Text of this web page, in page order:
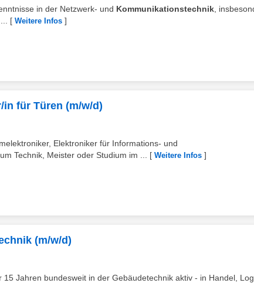
in der Netzwerk- und Kommunikationstechnik ,
[ Weitere Infos ]
für Türen (m/w/d)
Elektroniker für Informations- und
Technik, Meister oder Studium im ... [ Weitere Infos ]
(m/w/d)
Jahren bundesweit in der Gebäudetechnik aktiv - in Handel,